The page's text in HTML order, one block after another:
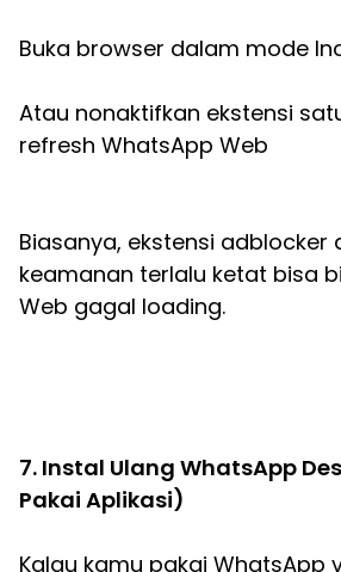
Buka browser dalam mode
Atau nonaktifkan ekstensi
refresh WhatsApp Web
Biasanya, ekstensi adblocker
keamanan terlalu ketat bisa
Web gagal loading.
7. Instal Ulang WhatsApp
Pakai Aplikasi)
Kalau kamu pakai WhatsApp